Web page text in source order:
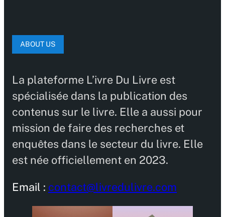
ABOUT US
La plateforme L’ivre Du Livre est
spécialisée dans la publication des
contenus sur le livre. Elle a aussi pour
mission de faire des recherches et
enquêtes dans le secteur du livre. Elle
est née officiellement en 2023.
Email : contact@livredulivre.com